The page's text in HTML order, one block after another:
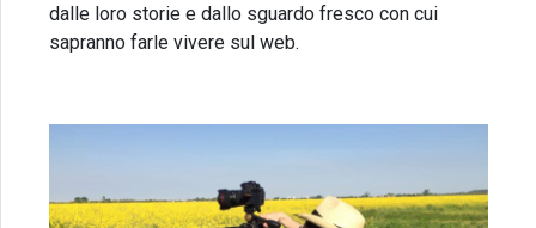
dalle loro storie e dallo sguardo fresco con cui
sapranno farle vivere sul web.